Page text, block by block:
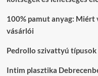
100% pamut anyag: Miért
vásárlói
Pedrollo szivattyú típusok
Intim plasztika